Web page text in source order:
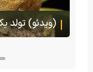
هجوم یک
تایلند